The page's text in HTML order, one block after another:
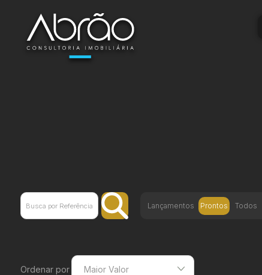
Lançamentos Prontos Todos
Ordenar por Maior Valor